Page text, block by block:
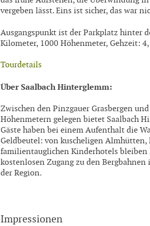
vergeben lässt. Eins ist sicher, das war
Ausgangspunkt ist der Parkplatz hinter
Kilometer, 1000 Höhenmeter, Gehzeit:
Tourdetails
Über Saalbach Hinterglemm:
Zwischen den Pinzgauer Grasbergen
Höhenmetern gelegen bietet Saalbach
Gäste haben bei einem Aufenthalt die
Geldbeutel: von kuscheligen
familientauglichen Kinderhotels bleiben
kostenlosen Zugang zu den
der Region.
Impressionen